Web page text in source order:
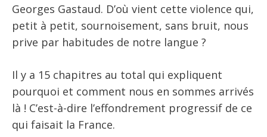
Georges Gastaud. D’où vient cette violence qui,
petit à petit, sournoisement, sans bruit, nous
prive par habitudes de notre langue ?
Il y a 15 chapitres au total qui expliquent
pourquoi et comment nous en sommes arrivés
là ! C’est-à-dire l’effondrement progressif de ce
qui faisait la France.